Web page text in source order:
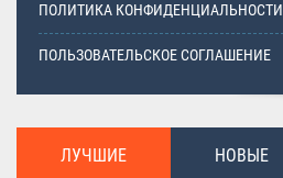
ПОЛИТИКА КОНФИДЕНЦИАЛЬНОСТИ
ПОЛЬЗОВАТЕЛЬСКОЕ СОГЛАШЕНИЕ
ЛУЧШИЕ НОВЫЕ